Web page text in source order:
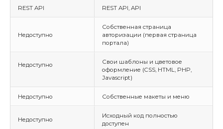
REST API REST API, API
Недоступно
Собственная страница
авторизации (первая страница
портала)
Недоступно
Свои шаблоны и цветовое
оформление (CSS, HTML, PHP,
Javascript)
Недоступно Собственные макеты и меню
Недоступно
Исходный код полностью
доступен